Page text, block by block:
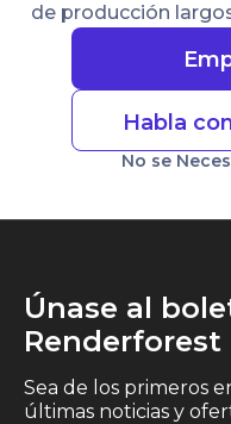
de producción
Habla
No se
Únase al
Renderforest
Sea de los primeros
últimas noticias y